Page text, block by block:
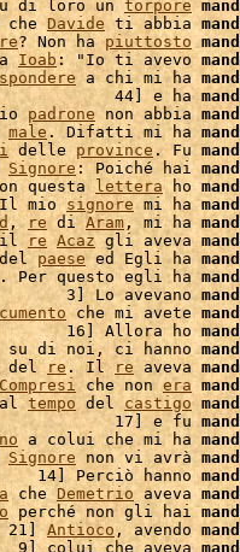
di loro un torpore
Davide ti abbia
? Non ha piuttosto
Ioab: "Io ti avevo
a chi mi ha
44] e ha
padrone non abbia
male. Difatti mi ha
delle province . Fu
Signore : Poiché hai
questa lettera ho
mio signore mi ha
, re di Aram , mi ha
il re Acaz gli aveva
paese ed Egli ha
. Per questo egli ha
3] Lo avevano
che mi avete
16] Allora ho
su di noi, ci hanno
del re. Il re aveva
Compresi che non era
tempo del castigo
17] e fu
a colui che mi ha
Signore non vi avrà
Perciò hanno
che Demetrio aveva
perché non gli hai
Antioco, avendo
colui che aveva